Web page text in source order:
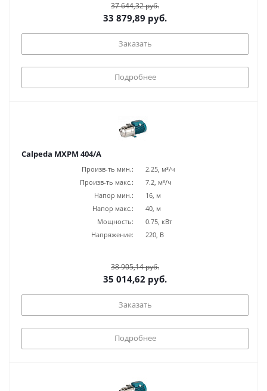
37 644,32 руб.
33 879,89 руб.
Заказать
Подробнее
Calpeda MXPM 404/A
Произв-ть мин.:
2.25, м³/ч
Произв-ть макс.:
7.2, м³/ч
Напор мин.:
16, м
Напор макс.:
40, м
Мощность:
0.75, кВт
Напряжение:
220, В
38 905,14 руб.
35 014,62 руб.
Заказать
Подробнее